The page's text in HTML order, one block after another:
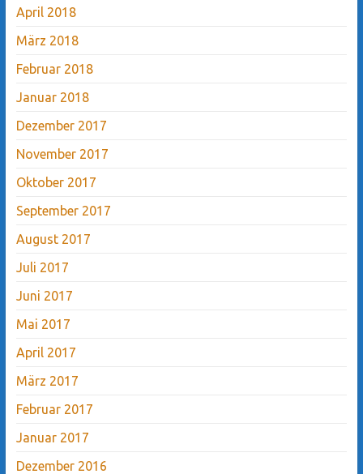
April 2018
März 2018
Februar 2018
Januar 2018
Dezember 2017
November 2017
Oktober 2017
September 2017
August 2017
Juli 2017
Juni 2017
Mai 2017
April 2017
März 2017
Februar 2017
Januar 2017
Dezember 2016